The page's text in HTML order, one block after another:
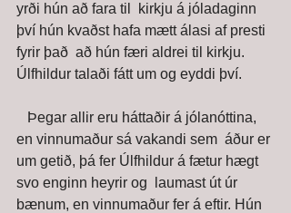
yrði hún að fara til  kirkju á jóladaginn
því hún kvaðst hafa mætt álasi af presti
fyrir það  að hún færi aldrei til kirkju.
Úlfhildur talaði fátt um og eyddi því.
en vinnumaður sá vakandi sem  áður er
um getið, þá fer Úlfhildur á fætur hægt
svo enginn heyrir og  laumast út úr
bænum, en vinnumaður fer á eftir. Hún